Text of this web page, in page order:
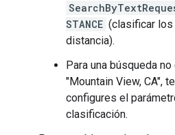
STANCE (clasificar
distancia).
Para una búsqueda
"Mountain View, CA",
configures el
clasificación.